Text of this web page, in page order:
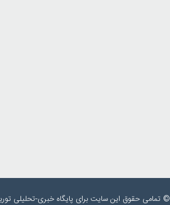
© تمامی حقوق این سایت برای پایگاه خبری-تحلیلی